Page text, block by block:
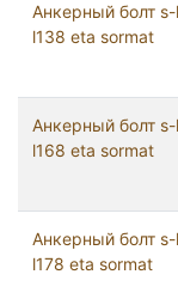
Анкерный болт
l138 eta sormat
Анкерный болт
l168 eta sormat
Анкерный болт
l178 eta sormat